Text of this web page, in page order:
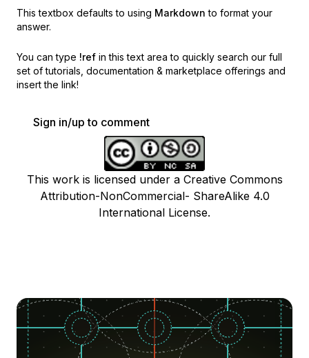
This textbox defaults to using Markdown to format your
answer.
You can type !ref in this text area to quickly search our full
set of tutorials, documentation & marketplace offerings and
insert the link!
Sign in/up to comment
This work is licensed under a Creative Commons
Attribution-NonCommercial- ShareAlike 4.0
International License.